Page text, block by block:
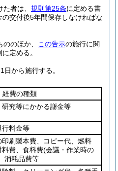
者は、 規則第25条に定める書
交付後5年間保存しなければな
のほか、 この告示の施行に関
定める。
日から施行する。
経費の種類
究等にかかる謝金等
行料金等
刷製本費、コピー代、燃料
費、食料費(会議・作業時の
、消耗品費等